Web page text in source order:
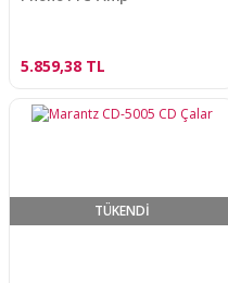
5.859,38 TL
TÜKENDİ